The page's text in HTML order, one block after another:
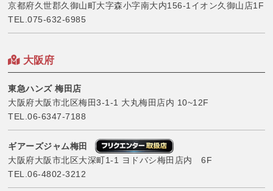
京都府久世郡久御山町大字森小字南大内156-1イオン久御山店1F
TEL.075-632-6985
大阪府
東急ハンズ 梅田店
大阪府大阪市北区梅田3-1-1 大丸梅田店内 10~12F
TEL.06-6347-7188
ギアーズジャム梅田
大阪府大阪市北区大深町1-1 ヨドバシ梅田店内 6F
TEL.06-4802-3212